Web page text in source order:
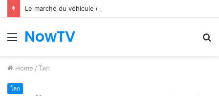
Le marché du véhicule d’occasion en plein essor
Menu
NowTV
Home / โลก
โลก